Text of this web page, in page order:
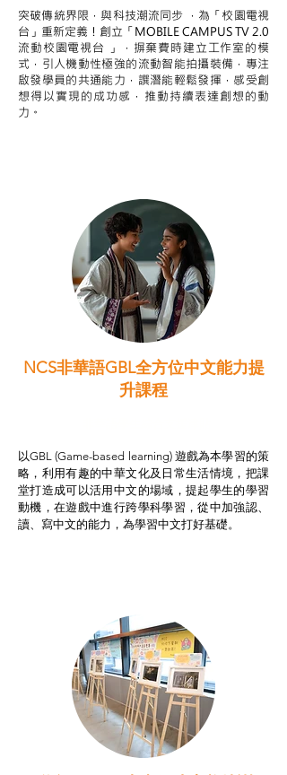
突破傳統界限，與科技潮流同步 ，為「校園電視
台」重新定義！創立「MOBILE CAMPUS TV 2.0
流動校園電視台 」，摒棄費時建立工作室的模
式，引人機動性極強的流動智能拍攝裝備，專注
啟發學員的共通能力，譔潛能輕鬆發揮，感受創
想得以實現的成功感，推動持續表達創想的動
力。
NCS非華語GBL全方位中文能力提
升課程
以GBL (Game-based learning) 遊戲為本學習的策
略，利用有趣的中華文化及日常生活情境，把課
堂打造成可以活用中文的場域，提起學生的學習
動機，在遊戲中進行跨學科學習，從中加強認、
讀、寫中文的能力，為學習中文打好基礎。